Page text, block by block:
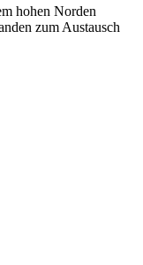
hohen Norden
zum Austausch